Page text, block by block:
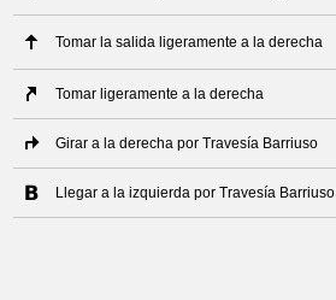
Tomar la salida ligeramente a la derecha
Tomar ligeramente a la derecha
Girar a la derecha por Travesía Barriuso
Llegar a la izquierda por Travesía Barriuso